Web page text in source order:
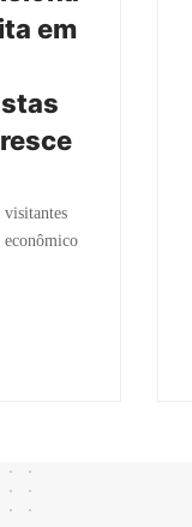
em
visitantes
econômico